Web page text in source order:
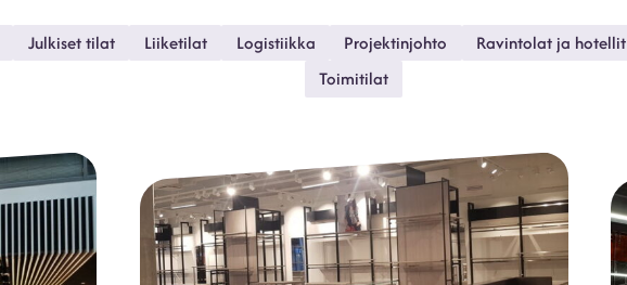
Julkiset tilat Liiketilat Logistiikka Projektinjohto Ravintolat ja hotellit
Toimitilat